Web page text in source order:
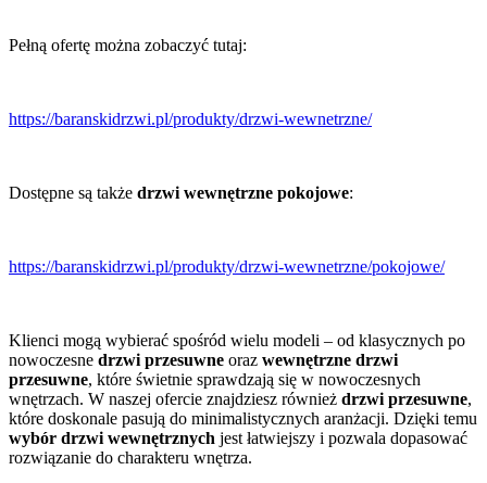
Pełną ofertę można zobaczyć tutaj:
https://baranskidrzwi.pl/produkty/drzwi-wewnetrzne/
Dostępne są także drzwi wewnętrzne pokojowe:
https://baranskidrzwi.pl/produkty/drzwi-wewnetrzne/pokojowe/
Klienci mogą wybierać spośród wielu modeli – od klasycznych po
nowoczesne drzwi przesuwne oraz wewnętrzne drzwi
przesuwne, które świetnie sprawdzają się w nowoczesnych
wnętrzach. W naszej ofercie znajdziesz również drzwi przesuwne,
które doskonale pasują do minimalistycznych aranżacji. Dzięki temu
wybór drzwi wewnętrznych jest łatwiejszy i pozwala dopasować
rozwiązanie do charakteru wnętrza.